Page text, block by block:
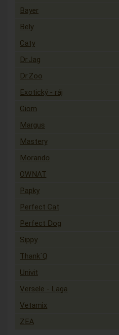
Bayer
Bely
Caty
Dr.Jag
Dr.Zoo
Exotický - ráj
Giom
Margus
Mastery
Morando
OWNAT
Papky
Perfect Cat
Perfect Dog
Sippy
Thank´Q
Univit
Versele - Laga
Vetamix
ZEA